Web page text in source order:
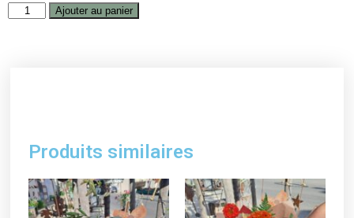
Ajouter au panier
Produits similaires